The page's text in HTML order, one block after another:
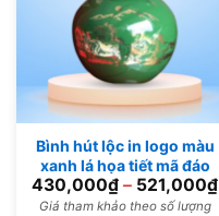
Bình hút lộc in logo màu
xanh lá họa tiết mã đáo
thành công BHL-02
430,000₫ – 521,000₫
Giá tham khảo theo số lượng